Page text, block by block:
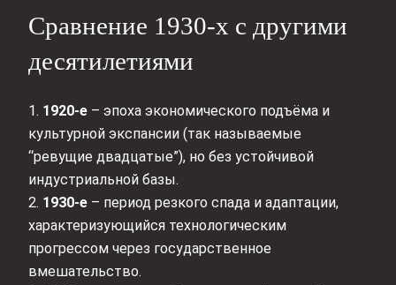
Сравнение 1930-х с другими
десятилетиями
1. 1920-е – эпоха экономического подъёма и
культурной экспансии (так называемые
“ревущие двадцатые”), но без устойчивой
индустриальной базы.
2. 1930-е – период резкого спада и адаптации,
характеризующийся технологическим
прогрессом через государственное
вмешательство.